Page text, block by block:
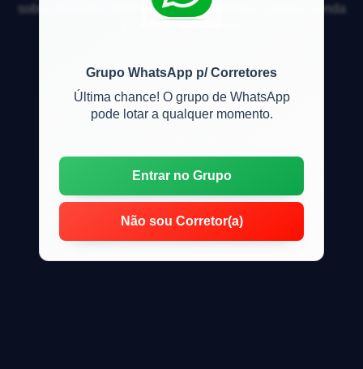
Grupo WhatsApp p/ Corretores
Última chance! O grupo de WhatsApp
pode lotar a qualquer momento.
Entrar no Grupo
Não sou Corretor(a)
sobre mercado imobiliário, financiamento, compra, venda
e locação de imóveis